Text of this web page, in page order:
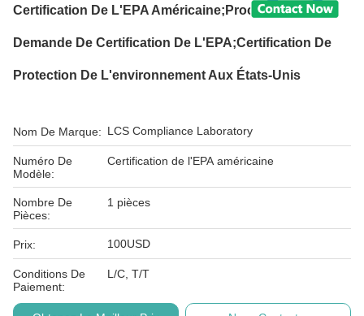
Certification De L'EPA Américaine;Procédure De
Demande De Certification De L'EPA;Certification De
Protection De L'environnement Aux États-Unis
Nom De Marque: LCS Compliance Laboratory
Numéro De
Modèle:
Certification de l'EPA américaine
Nombre De
Pièces:
1 pièces
Prix: 100USD
Conditions De
Paiement:
L/C, T/T